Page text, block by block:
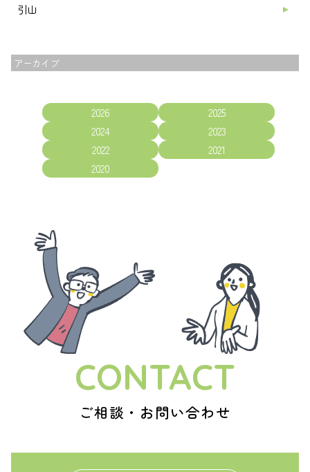
引山
アーカイブ
2026
2025
2024
2023
2022
2021
2020
CONTACT
ご相談・お問い合わせ